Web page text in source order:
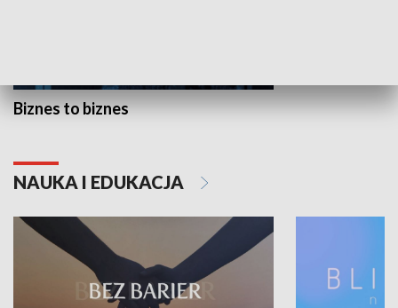
Biznes to biznes
NAUKA I EDUKACJA